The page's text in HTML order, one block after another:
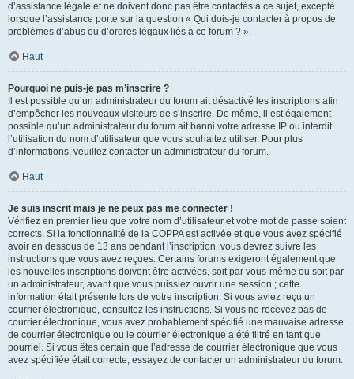
d’assistance légale et ne doivent donc pas être contactés à ce sujet, excepté
lorsque l’assistance porte sur la question « Qui dois-je contacter à propos de
problèmes d’abus ou d’ordres légaux liés à ce forum ? ».
Haut
Pourquoi ne puis-je pas m’inscrire ?
Il est possible qu’un administrateur du forum ait désactivé les inscriptions afin
d’empêcher les nouveaux visiteurs de s’inscrire. De même, il est également
possible qu’un administrateur du forum ait banni votre adresse IP ou interdit
l’utilisation du nom d’utilisateur que vous souhaitez utiliser. Pour plus
d’informations, veuillez contacter un administrateur du forum.
Haut
Je suis inscrit mais je ne peux pas me connecter !
Vérifiez en premier lieu que votre nom d’utilisateur et votre mot de passe soient
corrects. Si la fonctionnalité de la COPPA est activée et que vous avez spécifié
avoir en dessous de 13 ans pendant l’inscription, vous devrez suivre les
instructions que vous avez reçues. Certains forums exigeront également que
les nouvelles inscriptions doivent être activées, soit par vous-même ou soit par
un administrateur, avant que vous puissiez ouvrir une session ; cette
information était présente lors de votre inscription. Si vous aviez reçu un
courrier électronique, consultez les instructions. Si vous ne recevez pas de
courrier électronique, vous avez probablement spécifié une mauvaise adresse
de courrier électronique ou le courrier électronique a été filtré en tant que
pourriel. Si vous êtes certain que l’adresse de courrier électronique que vous
avez spécifiée était correcte, essayez de contacter un administrateur du forum.